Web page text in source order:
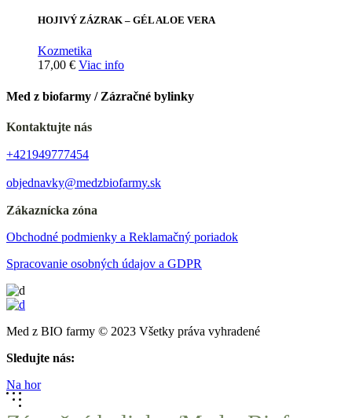
HOJIVÝ ZÁZRAK – GÉL ALOE VERA
Kozmetika
17,00 € Viac info
Med z biofarmy / Zázračné bylinky
Kontaktujte nás
+421949777454
objednavky@medzbiofarmy.sk
Zákaznícka zóna
Obchodné podmienky a Reklamačný poriadok
Spracovanie osobných údajov a GDPR
Med z BIO farmy © 2023 Všetky práva vyhradené
Sledujte nás:
Na hor